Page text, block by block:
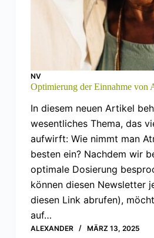
NV
Optimierung der Einnahme von
In diesem neuen Artikel
wesentliches Thema, das
aufwirft: Wie nimmt man
besten ein? Nachdem wir
optimale Dosierung
können diesen Newsletter
diesen Link abrufen),
auf…
ALEXANDER MÄRZ 13, 2025